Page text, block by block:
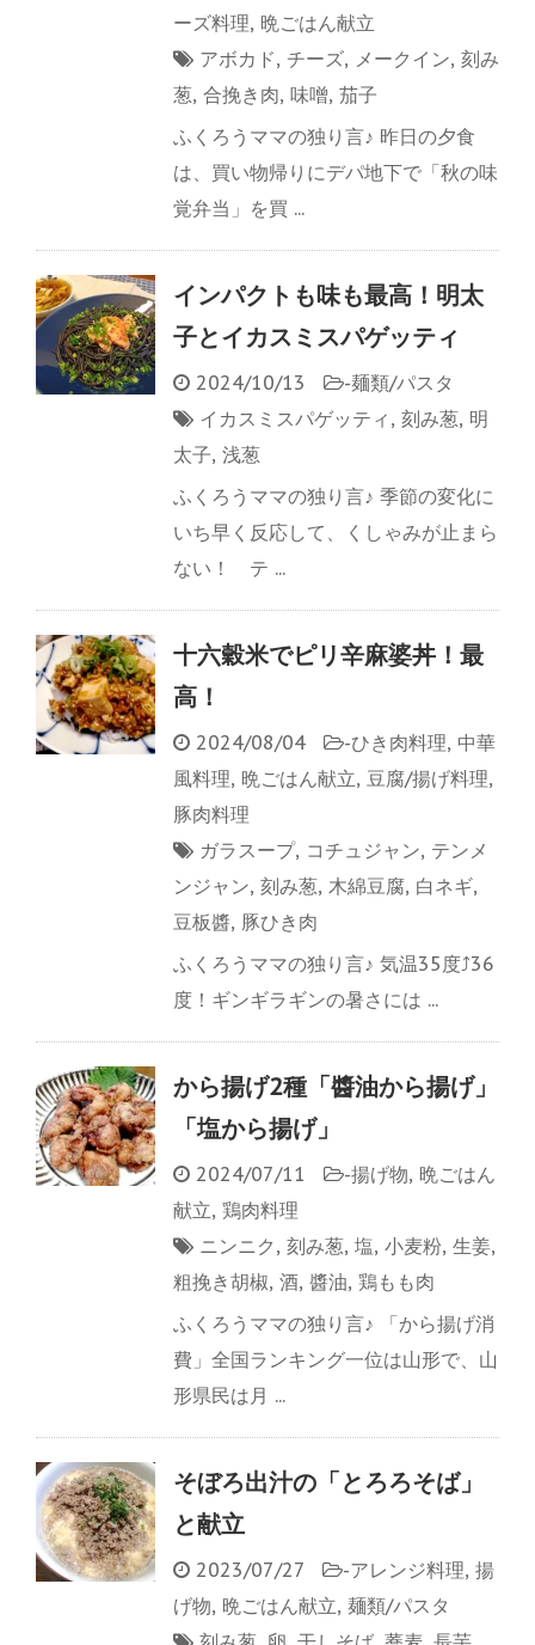
ーズ料理, 晩ごはん献立
アボカド, チーズ, メークイン, 刻み
葱, 合挽き肉, 味噌, 茄子
ふくろうママの独り言♪ 昨日の夕食
は、買い物帰りにデパ地下で「秋の味
覚弁当」を買 ...
インパクトも味も最高！明太
子とイカスミスパゲッティ
2024/10/13 -麺類/パスタ
イカスミスパゲッティ , 刻み葱, 明
太子, 浅葱
ふくろうママの独り言♪ 季節の変化に
いち早く反応して、くしゃみが止まら
ない！ テ ...
十六穀米でピリ辛麻婆丼！最
高！
2024/08/04 -ひき肉料理, 中華
風料理, 晩ごはん献立, 豆腐/揚げ料理,
豚肉料理
ガラスープ, コチュジャン, テンメ
ンジャン, 刻み葱, 木綿豆腐, 白ネギ,
豆板醬, 豚ひき肉
ふくろうママの独り言♪ 気温35度⤴36
度！ギンギラギンの暑さには ...
から揚げ2種「醬油から揚げ」
「塩から揚げ」
2024/07/11 -揚げ物, 晩ごはん
献立, 鶏肉料理
ニンニク , 刻み葱, 塩, 小麦粉, 生姜,
粗挽き胡椒, 酒, 醬油, 鶏もも肉
ふくろうママの独り言♪ 「から揚げ消
費」全国ランキング一位は山形で、山
形県民は月 ...
そぼろ出汁の「とろろそば」
と献立
2023/07/27 -アレンジ料理, 揚
げ物, 晩ごはん献立, 麺類/パスタ